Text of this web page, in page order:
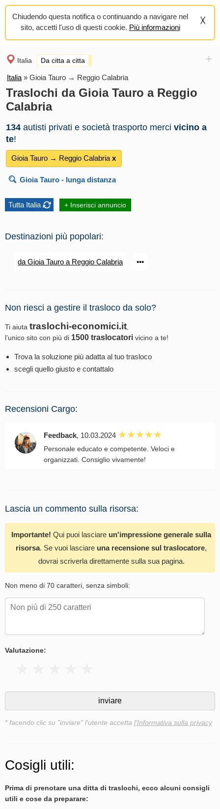
Chiudendo questa notifica o continuando a navigare nel
sito, accetti l'uso di questi cookie. Più informazioni
Italia Da citta a citta +
Italia » Gioia Tauro → Reggio Calabria
Traslochi da Gioia Tauro a Reggio
Calabria
134 autisti privati e società trasporto merci vicino a
te!
Gioia Tauro → Reggio Calabria х
Gioia Tauro - lunga distanza
Tutta Italia + Inserisci annuncio
Destinazioni più popolari:
da Gioia Tauro a Reggio Calabria •••
Non riesci a gestire il trasloco da solo?
Ti aiuta traslochi-economici.it
l’unico sito con più di 1500 traslocatori vicino a te!
Trova la soluzione più adatta al tuo trasloco
scegli quello giusto e contattalo
Recensioni Cargo:
Feedback, 10.03.2024
Personale educato e competente. Veloci e
organizzati. Consiglio vivamente!
Lascia un commento sulla risorsa:
Importante! Qui puoi lasciare un'impressione generale sulla
risorsa. Se vuoi lasciare una recensione sul traslocatore,
dovrai scriverla direttamente sulla sua pagina.
Non meno di 70 caratteri, senza simboli:
Valutazione:
* facendo clic su "inviare" l'utente accetta l'Informativa sulla privacy
Cosigli utili:
Prima di prenotare una ditta di traslochi, ecco alcuni consigli
utili e cose da preparare: